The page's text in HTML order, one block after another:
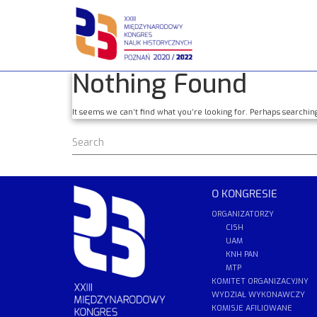
Nothing Found
It seems we can’t find what you’re looking for. Perhaps
O KONGRESIE
ORGANIZATORZY
CISH
UAM
KNH PAN
MTP
KOMITET ORGANIZACYJNY
WYDZIAŁ WYKONAWCZY
KOMISJE AFILIOWANE